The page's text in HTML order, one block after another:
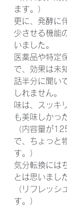
ます。）
更に、発酵に
少させる機能
いました。
医薬品や特定
で、効果は未
話半分に聞い
しれません。
味は、スッキ
も美味しかっ
（内容量が
で、ちょっと
す。）
気分転換には
とは思いまし
（リフレッシ
す。）